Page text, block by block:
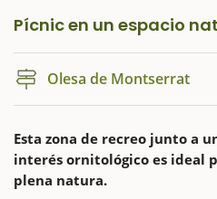
Pícnic en un espacio
Olesa de Montserrat
Esta zona de recreo junto a
interés ornitológico es ideal
plena natura.